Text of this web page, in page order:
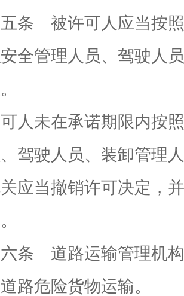
被许可人应当按照
全管理人员、驾驶人
未在承诺期限内按照
驾驶人员、装卸管理
应当撤销许可决定，
道路运输管理机构
路危险货物运输。